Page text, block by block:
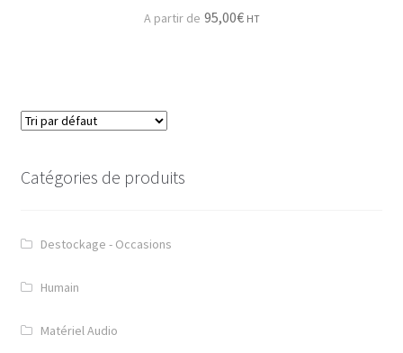
95,00€ HT
Catégories de produits
Destockage - Occasions
Humain
Matériel Audio